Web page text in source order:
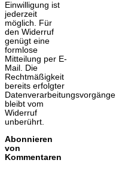
Einwilligung ist
jederzeit
möglich. Für
den Widerruf
genügt eine
formlose
Mitteilung per E-
Mail. Die
Rechtmäßigkeit
bereits erfolgter
Datenverarbeitungsvorgänge
bleibt vom
Widerruf
unberührt.
Abonnieren
von
Kommentaren